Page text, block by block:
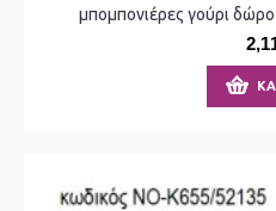
μπομπονιέρες γούρι